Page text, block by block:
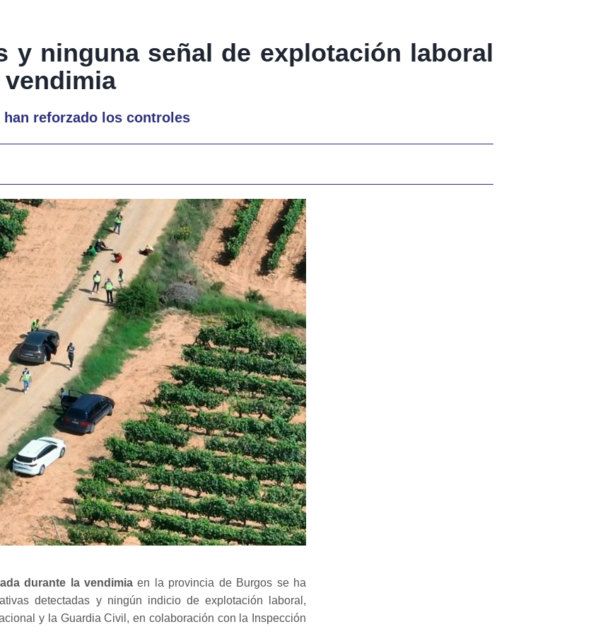
y ninguna señal de explotación laboral
vendimia
reforzado los controles
durante la vendimia en la provincia de Burgos se ha
detectadas y ningún indicio de explotación laboral,
y la Guardia Civil, en colaboración con la Inspección